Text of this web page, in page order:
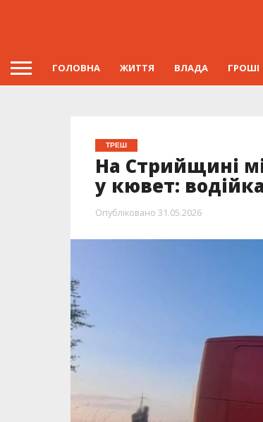
ГОЛОВНА ЖИТТЯ ВЛАДА ГРОШІ
ТРЕШ
На Стрийщині
у кювет:
Опубліковано 31.05.2026